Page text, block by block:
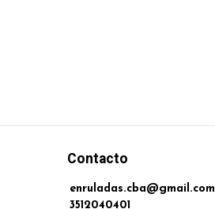
Contacto
enruladas.cba@gmail.com
3512040401